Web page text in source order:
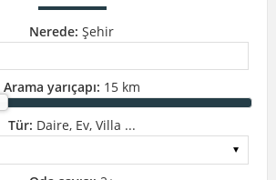
Nerede: Şehir
Arama yarıçapı: 15 km
Tür: Daire, Ev, Villa ...